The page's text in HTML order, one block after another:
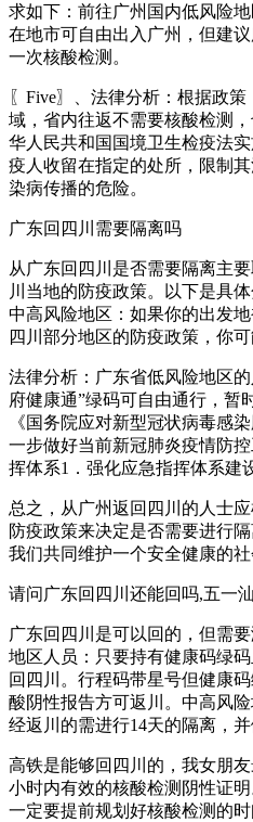
求如下：前往广州国内低风险
在地市可自由出入广州，但建
一次核酸检测。
〖Five〗、法律分析：根据政
域，省内往返不需要核酸检测
华人民共和国国境卫生检疫法
疫人收留在指定的处所，限制
染病传播的危险。
广东回四川需要隔离吗
从广东回四川是否需要隔离主
川当地的防疫政策。以下是具
中高风险地区：如果你的出发
四川部分地区的防疫政策，你
法律分析：广东省低风险地区
府健康通”绿码可自由通行，暂
《国务院应对新型冠状病毒感
一步做好当前新冠肺炎疫情防
挥体系1．强化应急指挥体系建
总之，从广州返回四川的人士
防疫政策来决定是否需要进行
我们共同维护一个安全健康的社
请问广东回四川还能回吗,五一
广东回四川是可以回的，但需
地区人员：只要持有健康码绿
回四川。行程码带星号但健康
酸阴性报告方可返川。中高风
经返川的需进行14天的隔离，
高铁是能够回四川的，我女朋
小时内有效的核酸检测阴性证
一定要提前规划好核酸检测的